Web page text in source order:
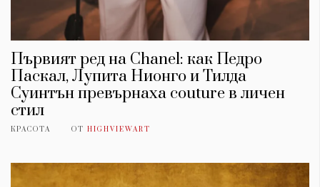
Първият ред на Chanel: как Педро
Паскал, Лупита Нионго и Тилда
Суинтън превърнаха couture в личен
стил
КРАСОТА ОТ HIGHVIEWART